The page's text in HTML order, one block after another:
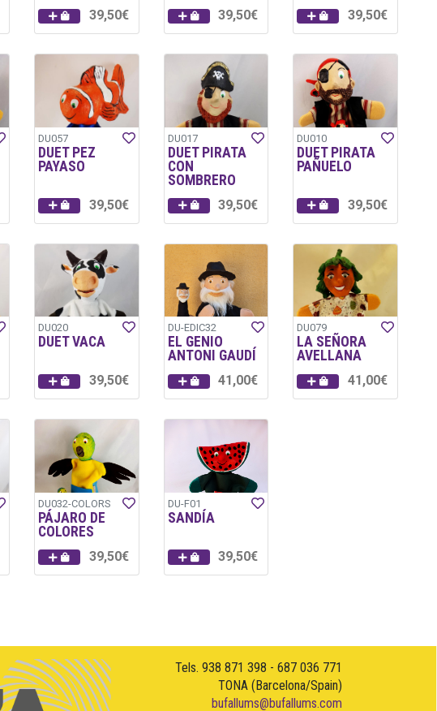
39,50€ 39,50€ 39,50€
DU057
DUET PEZ
PAYASO
39,50€
DU017
DUET PIRATA
CON
SOMBRERO
39,50€
DU010
DUET PIRATA
PAÑUELO
39,50€
DU020
DUET VACA
39,50€
DU-EDIC32
EL GENIO
ANTONI GAUDÍ
41,00€
DU079
LA SEÑORA
AVELLANA
41,00€
DU032-COLORS
PÁJARO DE
COLORES
39,50€
DU-F01
SANDÍA
39,50€
Tels. 938 871 398 - 687 036 771
TONA (Barcelona/Spain)
bufallums@bufallums.com